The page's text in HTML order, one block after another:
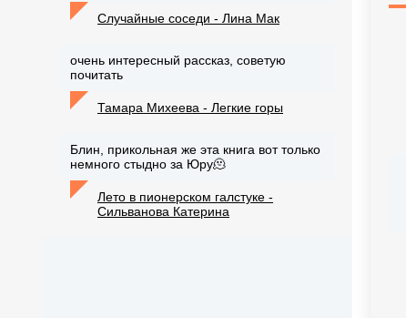
Случайные соседи - Лина Мак
очень интересный рассказ, советую
почитать
Тамара Михеева - Легкие горы
Блин, прикольная же эта книга вот только
немного стыдно за Юру🫠
Лето в пионерском галстуке -
Сильванова Катерина